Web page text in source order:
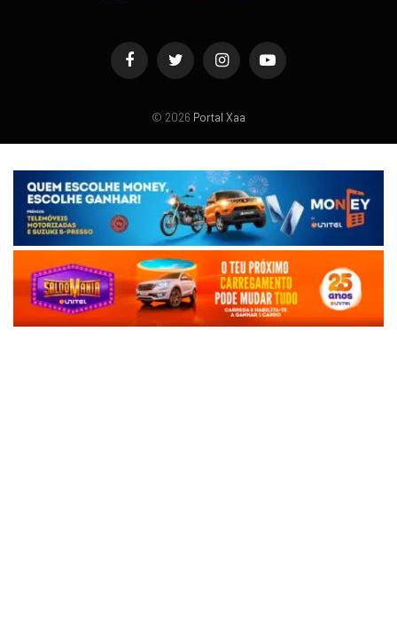
FacebookTwitter InstagramYouTube
© 2026 Portal Xaa